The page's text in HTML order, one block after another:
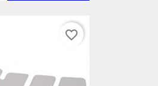
favorite_border